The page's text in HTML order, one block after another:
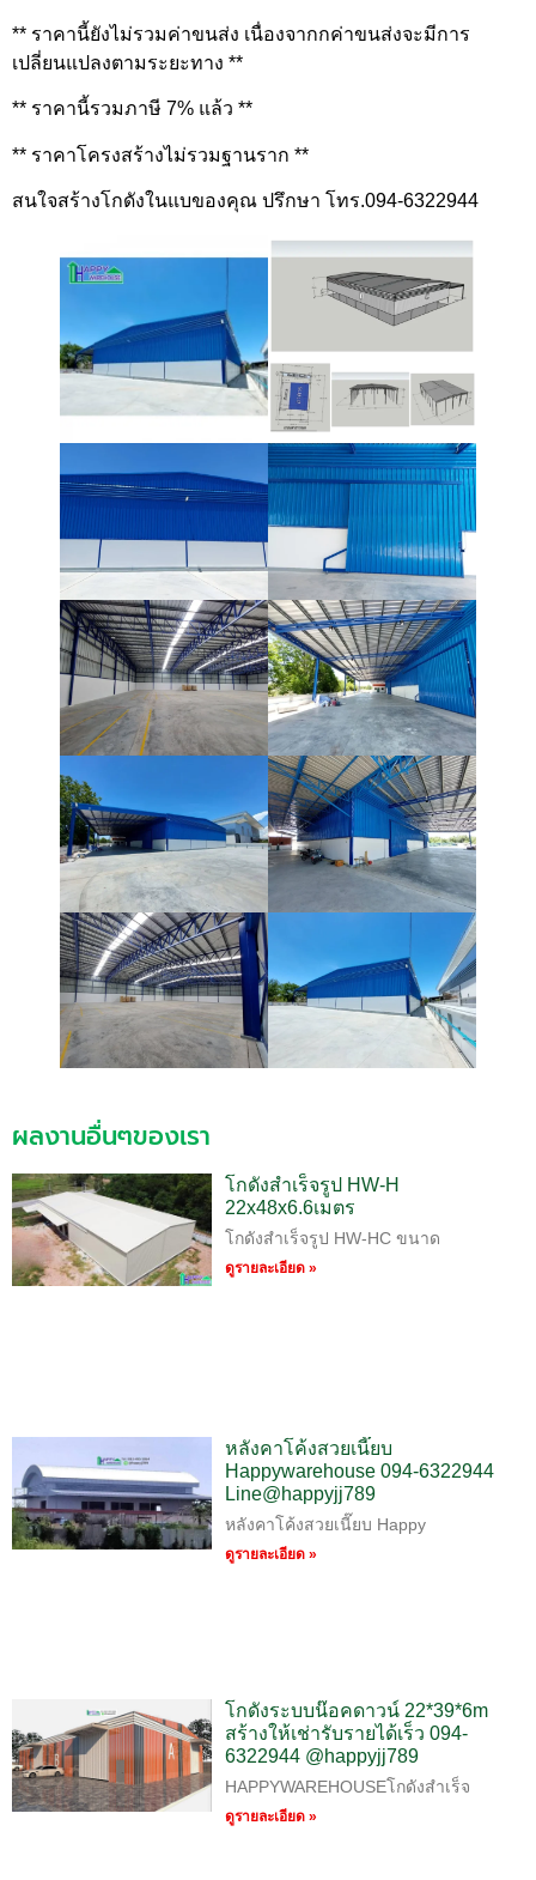
** ราคานี้ยังไม่รวมค่าขนส่ง เนื่องจากกค่าขนส่งจะมีการ
เปลี่ยนแปลงตามระยะทาง **
** ราคานี้รวมภาษี 7% แล้ว **
** ราคาโครงสร้างไม่รวมฐานราก **
สนใจสร้างโกดังในแบของคุณ ปรึกษา โทร.094-6322944
ผลงานอื่นๆของเรา
โกดังสำเร็จรูป HW-H
22x48x6.6เมตร
โกดังสำเร็จรูป HW-HC ขนาด
ดูรายละเอียด »
หลังคาโค้งสวยเนี๊ยบ
Happywarehouse 094-6322944
Line@happyjj789
หลังคาโค้งสวยเนี๊ยบ Happy
ดูรายละเอียด »
โกดังระบบน๊อคดาวน์ 22*39*6m
สร้างให้เช่ารับรายได้เร็ว 094-
6322944 @happyjj789
HAPPYWAREHOUSEโกดังสำเร็จ
ดูรายละเอียด »